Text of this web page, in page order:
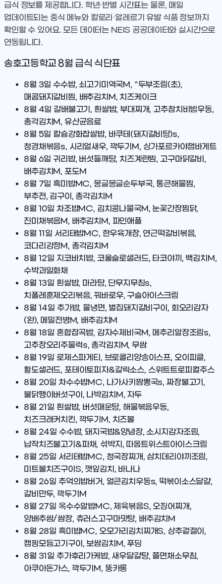
급식 정보를 제공합니다. 학년·반별 시간표는 물론, 매일
업데이트되는 중식 메뉴와 칼로리·알레르기 유발 식품 정보까지
확인할 수 있어요. 모든 데이터는 NEIS 공공데이터와 실시간으로
연동됩니다.
송호고등학교 8월 급식 식단표
8월 3일 수수밥, 쇠고기미역국M, ^두부조림(초),
매콤돼지갈비찜, 배추김치M, 치즈케이크
8월 4일 갈배불고기, 흰쌀밥, 부대찌개, 고추참치비빔우동,
총각김치M, 유산균음료
8월 5일 칼슘강화찹쌀밥, 바쿠테(돼지갈비탕)s,
청경채볶음s, 시리얼새우, 깍두기M, 싱가포르카야잼바게트
8월 6일 귀리밥, 버섯들깨탕, 치즈계란찜, 고구마닭갈비,
배추김치M, 포도M
8월 7일 흑미밥MC, 몽글몽글순두부국, 통큰해물찜,
부추전, 김구이, 총각김치M
8월 10일 차조밥MC, 김치콩나물국M, 눈꽃간장찜닭,
진미채볶음M, 배추김치M, 파인애플
8월 11일 서리태밥MC, 한우육개장, 연근떡갈비볶음,
코다리강정M, 총각김치M
8월 12일 지코바치밥, 코울슬로샐러드, 타코야끼, 백김치M,
수박과일화채
8월 13일 흰쌀밥, 마라탕, 단무지무침s,
치폴레훈제오리볶음, 꿔바로우, 구슬아이스크림
8월 14일 추가밥, 물냉면, 벌집돼지갈비구이, 회오리감자
(완), 메밀전병M, 배추김치M
8월 18일 혼합잡곡밥, 감자수제비국M, 메추리알장조림s,
고추장오리주물럭s, 총각김치M, 무쌈
8월 19일 로제스파게티, 브로콜리양송이스프, 오이피클,
황도샐러드, 포테이토피자&갈릭소스, 스위트트로피컬주스
8월 20일 차수수밥MC, 나가사키짬뽕국s, 짜장불고기,
불닭팽이버섯구이, 나박김치M, 자두
8월 21일 흰쌀밥, 버섯매운탕, 해물볶음우동,
치즈크래커치킨, 깍두기M, 치즈볼
8월 24일 수수밥, 돼지국밥&양념장, 소시지감자조림,
납작치즈불고기&파채, 섞박지, 따옴트위스트아이스크림
8월 25일 서리태밥MC, 청국장찌개, 삼치데리야끼조림,
미트볼치즈구이S, 깻잎김치, 바나나
8월 26일 추억의밥버거, 얼큰김치우동s, 떡볶이소스달걀,
갈비만두, 깍두기M
8월 27일 옥수수알밥MC, 제육볶음S, 오징어찌개,
양배추쌈/쌈장, 츄러스고구마맛탕, 배추김치M
8월 28일 흑미밥MC, 오모가리김치찌개S, 상추겉절이,
캠핑모듬고기구이, 보쌈김치M, 푸딩
8월 31일 추가후리가케밥, 새우달걀탕, 쫄면채소무침,
아쿠아돈가스, 깍두기M, 뚱카롱